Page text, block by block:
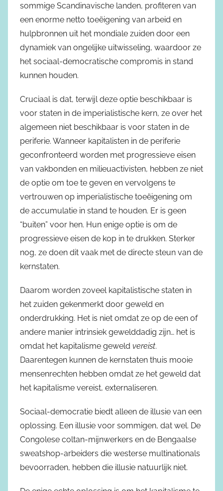
sommige Scandinavische landen, profiteren van
een enorme netto toeëigening van arbeid en
hulpbronnen uit het mondiale zuiden door een
dynamiek van ongelijke uitwisseling, waardoor ze
het sociaal-democratische compromis in stand
kunnen houden.
Cruciaal is dat, terwijl deze optie beschikbaar is
voor staten in de imperialistische kern, ze over het
algemeen niet beschikbaar is voor staten in de
periferie. Wanneer kapitalisten in de periferie
geconfronteerd worden met progressieve eisen
van vakbonden en milieuactivisten, hebben ze niet
de optie om toe te geven en vervolgens te
vertrouwen op imperialistische toeëigening om
de accumulatie in stand te houden. Er is geen
“buiten” voor hen. Hun enige optie is om de
progressieve eisen de kop in te drukken. Sterker
nog, ze doen dit vaak met de directe steun van de
kernstaten.
Daarom worden zoveel kapitalistische staten in
het zuiden gekenmerkt door geweld en
onderdrukking. Het is niet omdat ze op de een of
andere manier intrinsiek gewelddadig zijn… het is
omdat het kapitalisme geweld vereist.
Daarentegen kunnen de kernstaten thuis mooie
mensenrechten hebben omdat ze het geweld dat
het kapitalisme vereist, externaliseren.
Sociaal-democratie biedt alleen de illusie van een
oplossing. Een illusie voor sommigen, dat wel. De
Congolese coltan-mijnwerkers en de Bengaalse
sweatshop-arbeiders die westerse multinationals
bevoorraden, hebben die illusie natuurlijk niet.